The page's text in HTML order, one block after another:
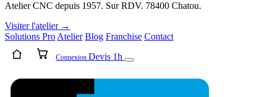
Atelier CNC depuis 1957. Sur RDV. 78400 Chatou.
Visiter l'atelier →
Solutions Pro Atelier Blog Franchise Contact
Connexion Devis 1h